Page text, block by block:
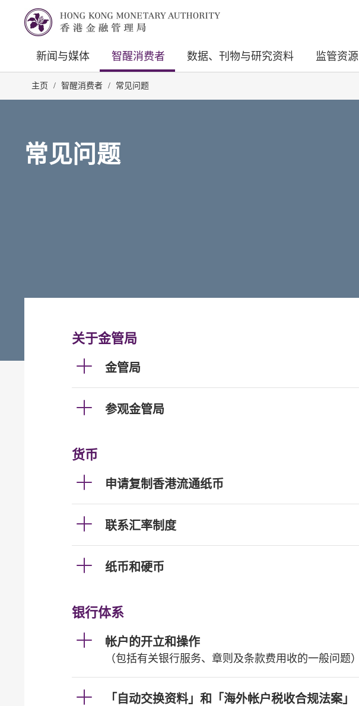
新闻与媒体 智醒消费者 数据、刊物与研究资料 监管资源
主页 / 智醒消费者 / 常见问题
常见问题
关于金管局
金管局
参观金管局
货币
申请复制香港流通纸币
联系汇率制度
纸币和硬币
银行体系
帐户的开立和操作
（包括有关银行服务、章则及条款费用收的一般问题）
「自动交换资料」和「海外帐户税收合规法案」